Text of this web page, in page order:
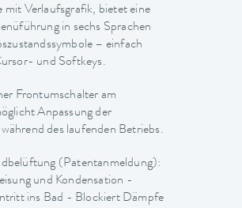
mit Verlaufsgrafik, bietet eine
in sechs Sprachen
– einfach
und Softkeys.
Frontumschalter am
Anpassung der
des laufenden Betriebs.
(Patentanmeldung):
und Kondensation -
ins Bad - Blockiert Dämpfe